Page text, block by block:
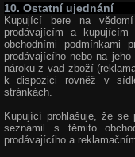
10. Ostatní ujednání
Kupující bere na
prodávajícím a
obchodními
prodávajícího nebo na
nároku z vad zboží
k dispozici rovněž v
stránkách.
Kupující prohlašuje, že se
seznámil s těmito
prodávajícího a